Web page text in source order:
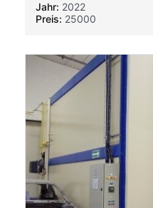
Jahr: 2022
Preis: 25000